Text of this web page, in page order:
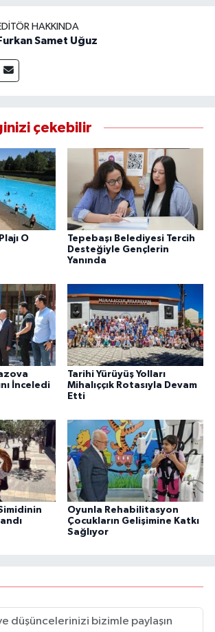
HAKKINDA
Samet Uğuz
çekebilir
O
Tepebaşı Belediyesi Tercih
Desteğiyle Gençlerin
Yanında
İnceledi
Tarihi Yürüyüş Yolları
Mihalıççık Rotasıyla Devam
Etti
Oyunla Rehabilitasyon
Çocukların Gelişimine Katkı
Sağlıyor